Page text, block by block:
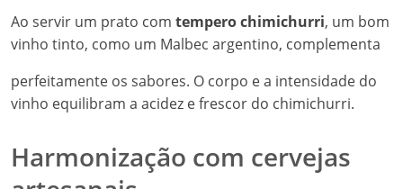
Ao servir um prato com tempero chimichurri, um bom
vinho tinto, como um Malbec argentino, complementa
perfeitamente os sabores. O corpo e a intensidade do
vinho equilibram a acidez e frescor do chimichurri.
Harmonização com cervejas